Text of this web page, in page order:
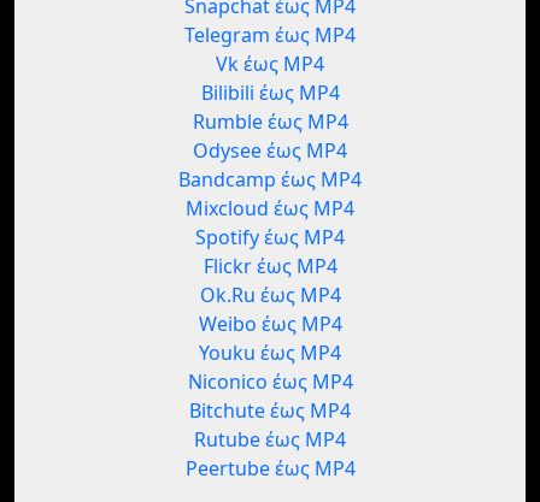
Snapchat έως MP4
Telegram έως MP4
Vk έως MP4
Bilibili έως MP4
Rumble έως MP4
Odysee έως MP4
Bandcamp έως MP4
Mixcloud έως MP4
Spotify έως MP4
Flickr έως MP4
Ok.Ru έως MP4
Weibo έως MP4
Youku έως MP4
Niconico έως MP4
Bitchute έως MP4
Rutube έως MP4
Peertube έως MP4